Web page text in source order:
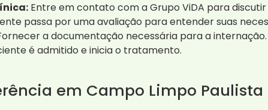
Entre em contato com a Grupo ViDA para discutir
passa por uma avaliação para entender suas
a documentação necessária para a internação.
é admitido e inicia o tratamento.
em Campo Limpo Paulista